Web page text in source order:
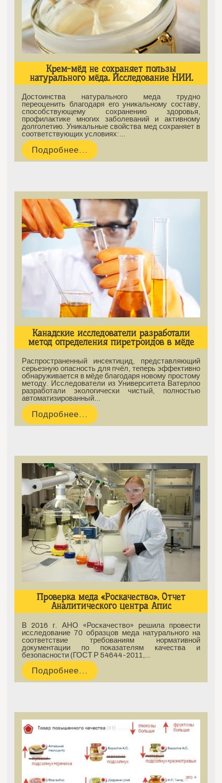
Крем-мёд не сохраняет пользы
натурального мёда. Исследование НИИ.
Достоинства натурального меда трудно
переоценить благодаря его уникальному составу,
способствующему сохранению здоровья,
профилактике многих заболеваний и активному
долголетию. Уникальные свойства мед сохраняет в
соответствующих условиях:…
Подробнее...
Канадские исследователи разработали
метод определения пиретроидов в мёде
Распространенный инсектицид, представляющий
серьезную опасность для пчёл, теперь эффективно
обнаруживается в мёде благодаря новому простому
методу. Исследователи из Университета Ватерлоо
разработали экологически чистый, полностью
автоматизированный…
Подробнее...
Проверка меда «Роскачество». Отчет
Аналитического центра Апис
В 2016 г. АНО «Роскачество» решила провести
исследование 70 образцов меда натурального на
соответствие требованиям нормативной
документации по показателям качества и
безопасности (ГОСТ Р 54644-2011,…
Подробнее...